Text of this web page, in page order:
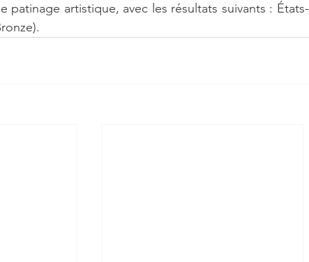
patinage artistique, avec les résultats suivants :